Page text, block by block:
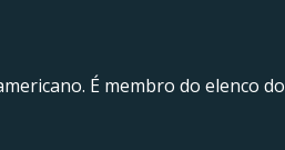
É membro do elenco do